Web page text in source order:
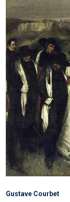
Gustave Courbet